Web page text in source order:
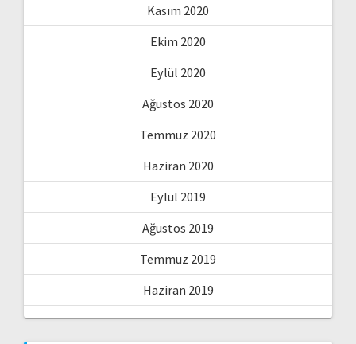
Kasım 2020
Ekim 2020
Eylül 2020
Ağustos 2020
Temmuz 2020
Haziran 2020
Eylül 2019
Ağustos 2019
Temmuz 2019
Haziran 2019